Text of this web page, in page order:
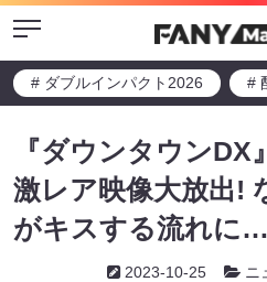
Menu
# ダブルインパクト2026 #
『ダウンタウンDX
激レア映像大放出!
がキスする流れに
2023-10-25 ニ